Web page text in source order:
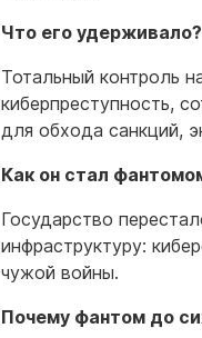
Что его удерживало?
Тотальный контроль
киберпреступность,
для обхода санкций,
Как он стал
Государство
инфраструктуру:
чужой войны.
Почему фантом до